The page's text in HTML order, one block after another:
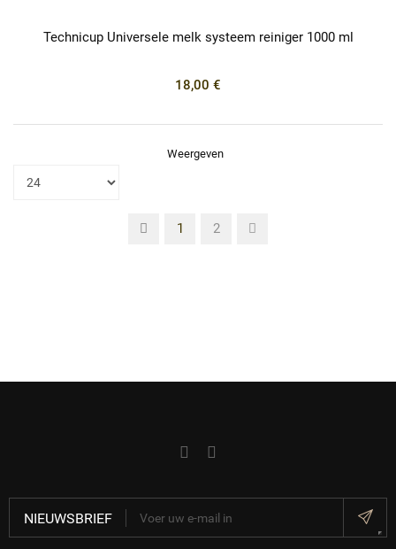
Technicup Universele melk systeem reiniger 1000 ml
18,00 €
Weergeven
1 2
NIEUWSBRIEF